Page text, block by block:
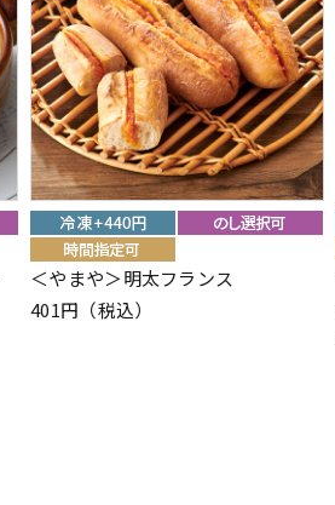
＜やまや＞明太フランス
401円（税込）